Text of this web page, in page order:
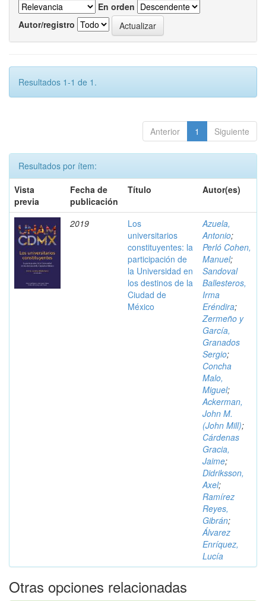
En orden
Autor/registro
Resultados 1-1 de 1.
Anterior 1 Siguiente
Resultados por ítem:
Vista
previa
Fecha de
publicación
Título Autor(es)
2019
Los
universitarios
constituyentes: la
participación de
la Universidad en
los destinos de la
Ciudad de
México
Azuela,
Antonio;
Perló Cohen,
Manuel;
Sandoval
Ballesteros,
Irma
Eréndira;
Zermeño y
García,
Granados
Sergio;
Concha
Malo,
Miguel;
Ackerman,
John M.
(John Mill);
Cárdenas
Gracia,
Jaime;
Didriksson,
Axel;
Ramírez
Reyes,
Gibrán;
Álvarez
Enríquez,
Lucía
Otras opciones relacionadas